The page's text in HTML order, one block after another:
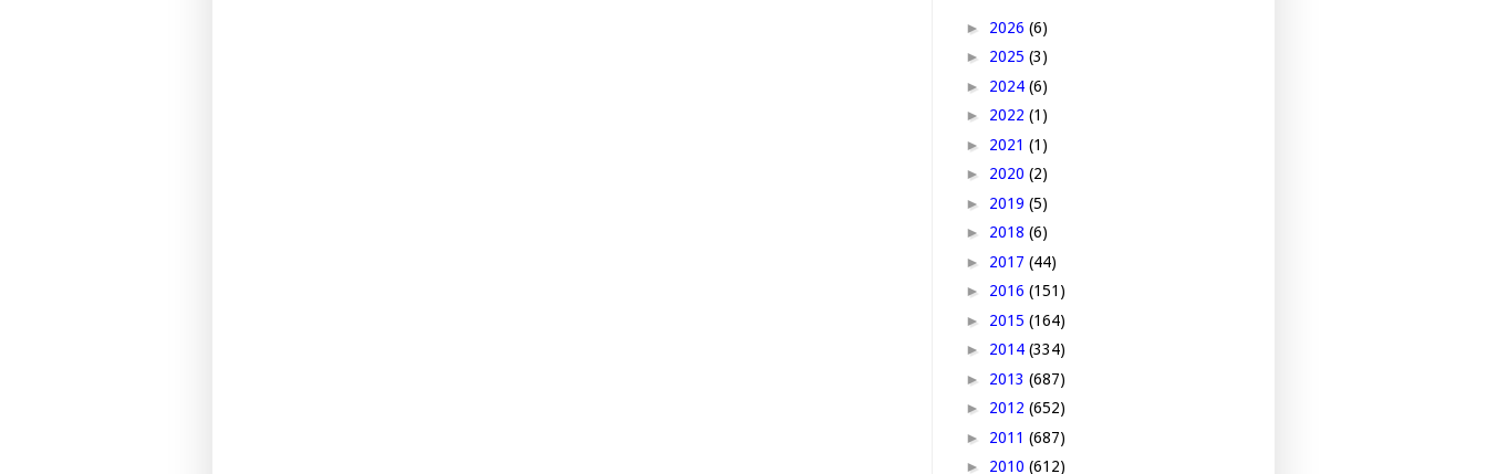
► 2026 (6)
► 2025 (3)
► 2024 (6)
► 2022 (1)
► 2021 (1)
► 2020 (2)
► 2019 (5)
► 2018 (6)
► 2017 (44)
► 2016 (151)
► 2015 (164)
► 2014 (334)
► 2013 (687)
► 2012 (652)
► 2011 (687)
► 2010 (612)